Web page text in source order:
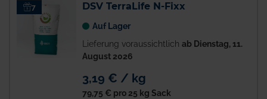
7 DSV TerraLife N-Fixx
Auf Lager
Lieferung voraussichtlich ab Dienstag, 11.
August 2026
3,19 € / kg
79,75 € pro 25 kg Sack